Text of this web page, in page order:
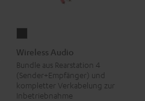
Audio
Schwarz
Wireless Audio
Bundle aus Rearstation 4
(Sender+Empfänger) und
kompletter Verkabelung zur
Inbetriebnahme